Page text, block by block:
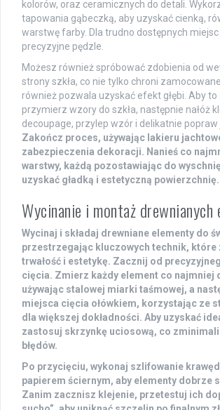
kolorów, oraz ceramicznych do detali.
tapowania gąbeczką, aby uzyskać cienką,
warstwę farby. Dla trudno dostępnych miejsc
precyzyjne pędzle.
Możesz również spróbować zdobienia od
strony szkła, co nie tylko chroni
również pozwala uzyskać efekt głębi. Aby to
przymierz wzory do szkła, następnie nałóż
decoupage, przylep wzór i delikatnie popraw
Zakończ proces, używając lakieru
zabezpieczenia dekoracji. Nanieś co
warstwy, każdą pozostawiając do
uzyskać gładką i estetyczną powierzchnię.
Wycinanie i montaż drewnianych
Wycinaj i składaj drewniane elementy do
przestrzegając kluczowych technik, które
trwałość i estetykę. Zacznij od
cięcia. Zmierz każdy element co najmniej
używając stalowej miarki taśmowej, a
miejsca cięcia ołówkiem, korzystając ze
dla większej dokładności. Aby uzyskać
zastosuj skrzynkę uciosową, co
błędów.
Po przycięciu, wykonaj szlifowanie
papierem ściernym, aby elementy dobrze
Zanim zacznisz klejenie, przetestuj ich